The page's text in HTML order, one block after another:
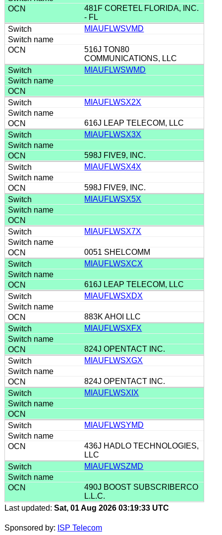
481F CORETEL FLORIDA, INC.
- FL
MIAUFLWSVMD
516J TON80
COMMUNICATIONS, LLC
MIAUFLWSWMD
MIAUFLWSX2X
616J LEAP TELECOM, LLC
MIAUFLWSX3X
598J FIVE9, INC.
MIAUFLWSX4X
598J FIVE9, INC.
MIAUFLWSX5X
MIAUFLWSX7X
0051 SHELCOMM
MIAUFLWSXCX
616J LEAP TELECOM, LLC
MIAUFLWSXDX
883K AHOI LLC
MIAUFLWSXFX
824J OPENTACT INC.
MIAUFLWSXGX
824J OPENTACT INC.
MIAUFLWSXIX
MIAUFLWSYMD
436J HADLO TECHNOLOGIES,
LLC
MIAUFLWSZMD
490J BOOST SUBSCRIBERCO
L.L.C.
Last updated: Sat, 01 Aug 2026 03:19:33 UTC
Sponsored by: ISP Telecom